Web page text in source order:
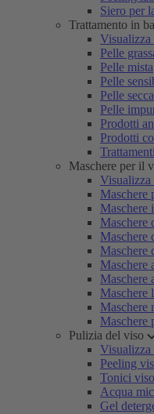
Siero per
Trattamento in
Visualizza
Pelle
Pelle mista
Pelle
Pelle secca
Pelle
Prodotti
Prodotti
Maschere per il
Visualizza
Maschere
Maschere
Maschere
Maschere
Maschere
Maschere
Maschere
Maschere
Maschere
Maschere
Pulizia del viso
Visualizza
Peeling
Tonici viso
Acqua
Gel